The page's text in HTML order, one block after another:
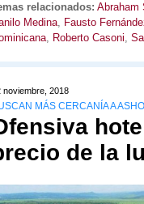
relacionados: Abraham
Medina, Fausto
, Roberto Casoni,
noviembre, 2018
MÁS CERCANÍA A
de la